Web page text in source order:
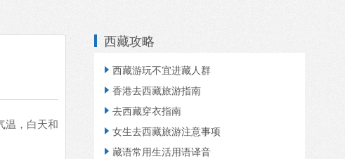
温，白天和
西藏攻略
 西藏游玩不宜进藏人群
 香港去西藏旅游指南
 去西藏穿衣指南
 女生去西藏旅游注意事项
 藏语常用生活用语译音